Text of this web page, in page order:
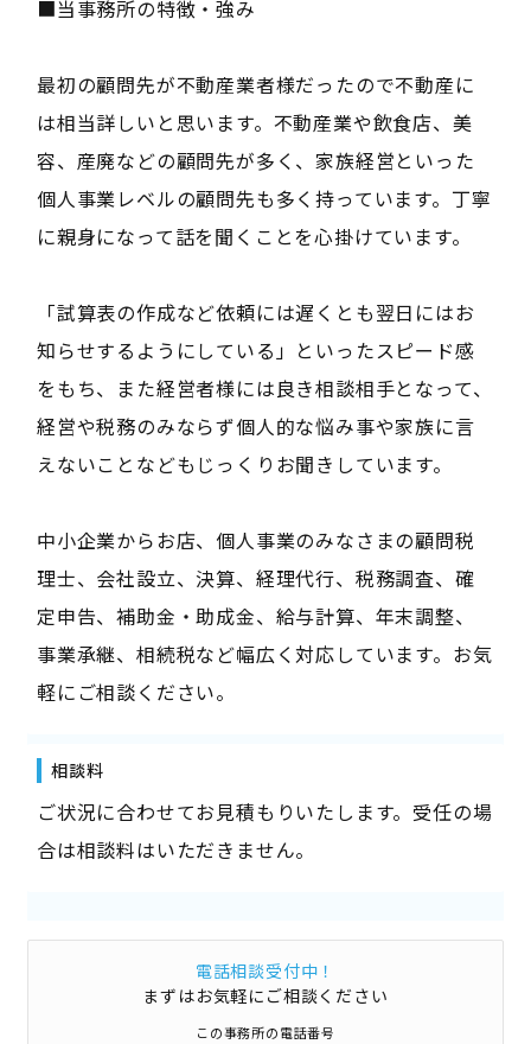
■当事務所の特徴・強み
最初の顧問先が不動産業者様だったので不動産に
は相当詳しいと思います。不動産業や飲食店、美
容、産廃などの顧問先が多く、家族経営といった
個人事業レベルの顧問先も多く持っています。丁寧
に親身になって話を聞くことを心掛けています。
「試算表の作成など依頼には遅くとも翌日にはお
知らせするようにしている」といったスピード感
をもち、また経営者様には良き相談相手となって、
経営や税務のみならず個人的な悩み事や家族に言
えないことなどもじっくりお聞きしています。
中小企業からお店、個人事業のみなさまの顧問税
理士、会社設立、決算、経理代行、税務調査、確
定申告、補助金・助成金、給与計算、年末調整、
事業承継、相続税など幅広く対応しています。お気
軽にご相談ください。
相談料
ご状況に合わせてお見積もりいたします。受任の場
合は相談料はいただきません。
電話相談受付中！
まずはお気軽にご相談ください
この事務所の電話番号